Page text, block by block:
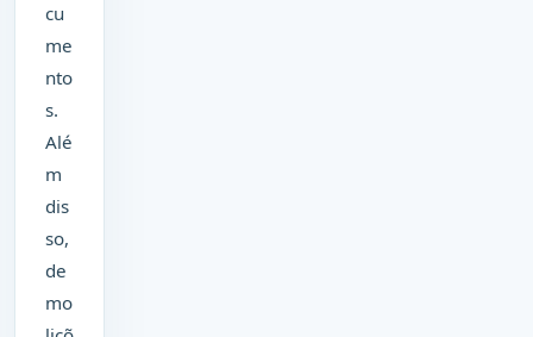
cu
me
nto
s.
Alé
m
dis
so,
de
mo